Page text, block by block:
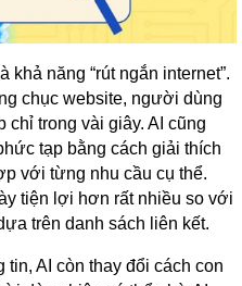
năng “rút ngắn internet”.
chục website, người dùng
chỉ trong vài giây. AI cũng
tạp bằng cách giải thích
với từng nhu cầu cụ thể.
tiện lợi hơn rất nhiều so với
trên danh sách liên kết.
tin, AI còn thay đổi cách con